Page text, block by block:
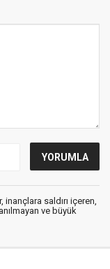
saldırı içeren,
ve büyük